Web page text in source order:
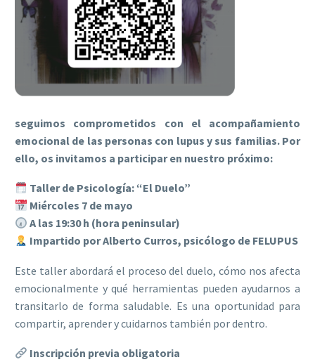
seguimos comprometidos con el acompañamiento
emocional de las personas con lupus y sus familias. Por
ello, os invitamos a participar en nuestro próximo:
Taller de Psicología: “El Duelo”
Miércoles 7 de mayo
A las 19:30 h (hora peninsular)
Impartido por Alberto Curros, psicólogo de FELUPUS
Este taller abordará el proceso del duelo, cómo nos afecta
emocionalmente y qué herramientas pueden ayudarnos a
transitarlo de forma saludable. Es una oportunidad para
compartir, aprender y cuidarnos también por dentro.
Inscripción previa obligatoria